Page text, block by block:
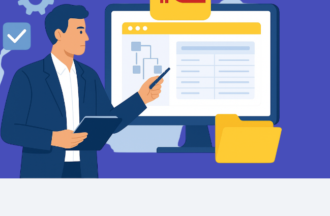
Число
автоматизированных
рабочих мест